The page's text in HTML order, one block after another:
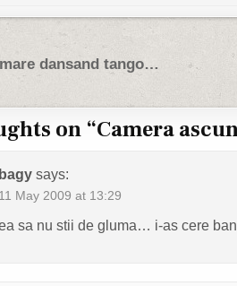
dansand tango…
on “Camera
bagy says:
11 May 2009 at 13:29
sa nu stii de gluma… i-as cere